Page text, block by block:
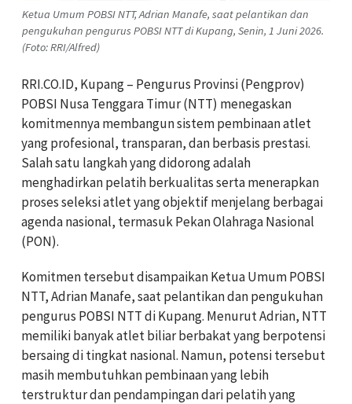
Ketua Umum POBSI NTT, Adrian Manafe, saat pelantikan dan
pengukuhan pengurus POBSI NTT di Kupang, Senin, 1 Juni 2026.
(Foto: RRI/Alfred)
RRI.CO.ID, Kupang – Pengurus Provinsi (Pengprov)
POBSI Nusa Tenggara Timur (NTT) menegaskan
komitmennya membangun sistem pembinaan atlet
yang profesional, transparan, dan berbasis prestasi.
Salah satu langkah yang didorong adalah
menghadirkan pelatih berkualitas serta menerapkan
proses seleksi atlet yang objektif menjelang berbagai
agenda nasional, termasuk Pekan Olahraga Nasional
(PON).
Komitmen tersebut disampaikan Ketua Umum POBSI
NTT, Adrian Manafe, saat pelantikan dan pengukuhan
pengurus POBSI NTT di Kupang. Menurut Adrian, NTT
memiliki banyak atlet biliar berbakat yang berpotensi
bersaing di tingkat nasional. Namun, potensi tersebut
masih membutuhkan pembinaan yang lebih
terstruktur dan pendampingan dari pelatih yang